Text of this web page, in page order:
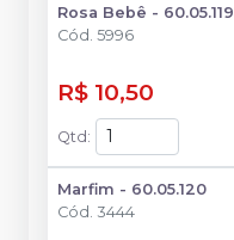
Rosa Bebê - 60.05.119
Cód. 5996
R$ 10,50
Qtd :
Marfim - 60.05.120
Cód. 3444